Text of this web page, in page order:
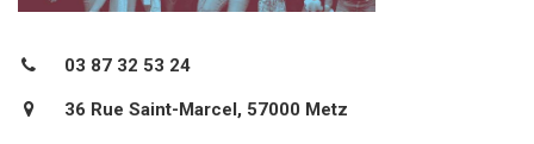
03 87 32 53 24
36 Rue Saint-Marcel, 57000 Metz